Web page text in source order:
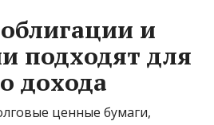
и
подходят для
дохода
ценные бумаги,